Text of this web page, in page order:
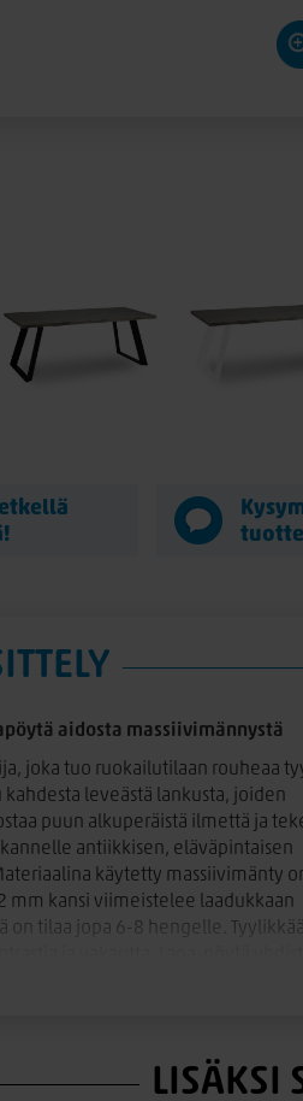
aidosta massiivimännystä
joka tuo ruokailutilaan rouheaa
leveästä lankusta, joiden
puun alkuperäistä ilmettä ja
antiikkisen, eläväpintaisen
käytetty massiivimänty
mm kansi viimeistelee laadukkaan
on tilaa jopa 6-8 hengelle.
ja vakautta. Lana-pöytä
ilmeen.
LISÄKSI